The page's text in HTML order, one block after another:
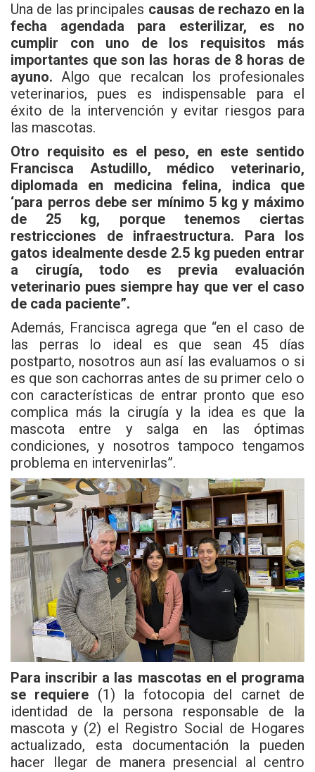
Una de las principales causas de rechazo en la
fecha agendada para esterilizar, es no
cumplir con uno de los requisitos más
importantes que son las horas de 8 horas de
ayuno. Algo que recalcan los profesionales
veterinarios, pues es indispensable para el
éxito de la intervención y evitar riesgos para
las mascotas.
Otro requisito es el peso, en este sentido
Francisca Astudillo, médico veterinario,
diplomada en medicina felina, indica que
‘para perros debe ser mínimo 5 kg y máximo
de 25 kg, porque tenemos ciertas
restricciones de infraestructura. Para los
gatos idealmente desde 2.5 kg pueden entrar
a cirugía, todo es previa evaluación
veterinario pues siempre hay que ver el caso
de cada paciente”.
Además, Francisca agrega que “en el caso de
las perras lo ideal es que sean 45 días
postparto, nosotros aun así las evaluamos o si
es que son cachorras antes de su primer celo o
con características de entrar pronto que eso
complica más la cirugía y la idea es que la
mascota entre y salga en las óptimas
condiciones, y nosotros tampoco tengamos
problema en intervenirlas”.
Para inscribir a las mascotas en el programa
se requiere (1) la fotocopia del carnet de
identidad de la persona responsable de la
mascota y (2) el Registro Social de Hogares
actualizado, esta documentación la pueden
hacer llegar de manera presencial al centro